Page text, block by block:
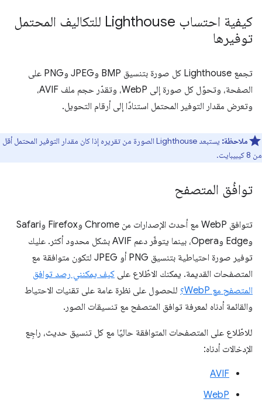
كيفية احتساب Lighthouse للتكاليف المحتمل
توفيرها
تجمع Lighthouse كل صورة بتنسيق BMP وJPEG وPNG على
الصفحة، وتحوّل كل صورة إلى WebP، وتقدّر حجم ملف AVIF،
وتعرض مقدار التوفير المحتمل استنادًا إلى أرقام التحويل.
ملاحظة:
يستبعد Lighthouse الصورة من تقريره إذا كان مقدار التوفير المحتمل أقل
من 8 كيبيبايت.
توافُق المتصفح
تتوافق WebP مع أحدث الإصدارات من Chrome وFirefox وSafari
وEdge وOpera، بينما يتوفّر دعم AVIF بشكل محدود أكثر. عليك
توفير صورة احتياطية بتنسيق PNG أو JPEG لتكون متوافقة مع
المتصفحات القديمة. يمكنك الاطّلاع على كيف يمكنني رصد توافق
المتصفح مع WebP؟
للحصول على نظرة عامة على تقنيات الاحتياط
والقائمة أدناه لمعرفة توافق المتصفح مع تنسيقات الصور.
للاطّلاع على المتصفحات المتوافقة حاليًا مع كل تنسيق حديث، راجِع
الإدخالات أدناه:
AVIF
WebP